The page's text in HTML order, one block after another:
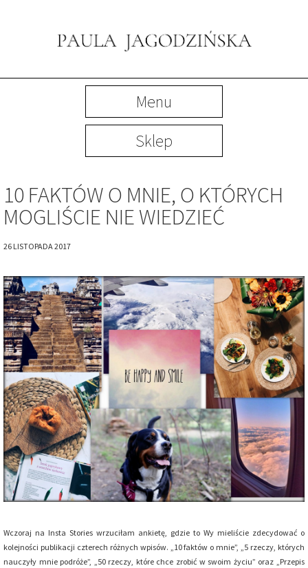
Menu
Sklep
10 FAKTÓW O MNIE, O KTÓRYCH
MOGLIŚCIE NIE WIEDZIEĆ
26 LISTOPADA 2017
Wczoraj na Insta Stories wrzuciłam ankietę, gdzie to Wy mieliście zdecydować o
kolejności publikacji czterech różnych wpisów. „10 faktów o mnie”, „5 rzeczy, których
nauczyły mnie podróże”, „50 rzeczy, które chce zrobić w swoim życiu” oraz „Przepis